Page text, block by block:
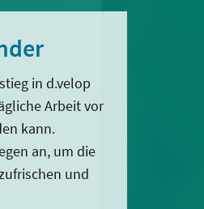
in d.velop
Arbeit vor
kann.
an, um die
und